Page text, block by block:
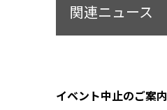
関連ニュース
イベント中止のご案内